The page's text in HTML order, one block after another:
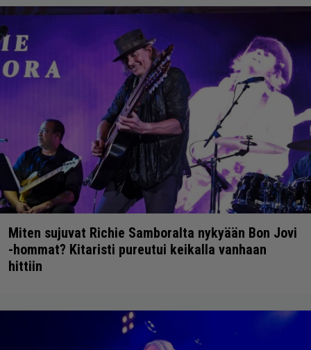
Miten sujuvat Richie Samboralta nykyään Bon Jovi
-hommat? Kitaristi pureutui keikalla vanhaan
hittiin